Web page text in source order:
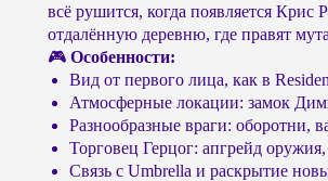
всё рушится, когда появляется
отдалённую деревню, где правят
🎮 Особенности:
Вид от первого лица, как в
Атмосферные локации: замок
Разнообразные враги: оборотни,
Торговец Герцог: апгрейд
Связь с Umbrella и раскрытие